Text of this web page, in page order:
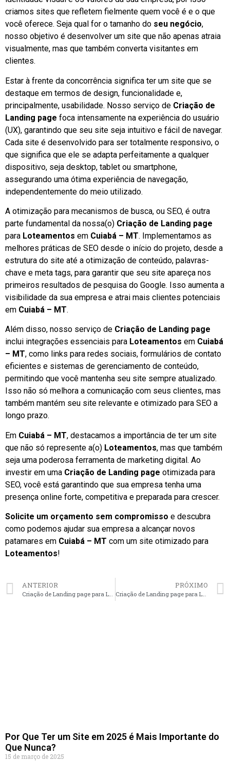
criamos sites que refletem fielmente quem você é e o que
você oferece. Seja qual for o tamanho do seu negócio,
nosso objetivo é desenvolver um site que não apenas atraia
visualmente, mas que também converta visitantes em
clientes.
Estar à frente da concorrência significa ter um site que se
destaque em termos de design, funcionalidade e,
principalmente, usabilidade. Nosso serviço de Criação de
Landing page foca intensamente na experiência do usuário
(UX), garantindo que seu site seja intuitivo e fácil de navegar.
Cada site é desenvolvido para ser totalmente responsivo, o
que significa que ele se adapta perfeitamente a qualquer
dispositivo, seja desktop, tablet ou smartphone,
assegurando uma ótima experiência de navegação,
independentemente do meio utilizado.
A otimização para mecanismos de busca, ou SEO, é outra
parte fundamental da nossa(o) Criação de Landing page
para Loteamentos em Cuiabá – MT. Implementamos as
melhores práticas de SEO desde o início do projeto, desde a
estrutura do site até a otimização de conteúdo, palavras-
chave e meta tags, para garantir que seu site apareça nos
primeiros resultados de pesquisa do Google. Isso aumenta a
visibilidade da sua empresa e atrai mais clientes potenciais
em Cuiabá – MT.
Além disso, nosso serviço de Criação de Landing page
inclui integrações essenciais para Loteamentos em Cuiabá
– MT, como links para redes sociais, formulários de contato
eficientes e sistemas de gerenciamento de conteúdo,
permitindo que você mantenha seu site sempre atualizado.
Isso não só melhora a comunicação com seus clientes, mas
também mantém seu site relevante e otimizado para SEO a
longo prazo.
Em Cuiabá – MT, destacamos a importância de ter um site
que não só represente a(o) Loteamentos, mas que também
seja uma poderosa ferramenta de marketing digital. Ao
investir em uma Criação de Landing page otimizada para
SEO, você está garantindo que sua empresa tenha uma
presença online forte, competitiva e preparada para crescer.
Solicite um orçamento sem compromisso e descubra
como podemos ajudar sua empresa a alcançar novos
patamares em Cuiabá – MT com um site otimizado para
Loteamentos!
ANTERIOR PRÓXIMO
Criação de Landing page para Loteamentos em Natal – RN faça seu orçamento
Por Que Ter um Site em 2025 é Mais Importante do
Que Nunca?
15 de março de 2025